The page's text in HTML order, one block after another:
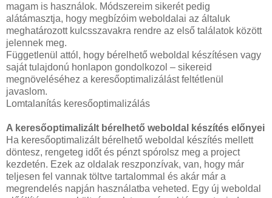
magam is használok. Módszereim sikerét pedig
alátámasztja, hogy megbízóim weboldalai az általuk
meghatározott kulcsszavakra rendre az első találatok között
jelennek meg.
Függetlenül attól, hogy bérelhető weboldal készítésen vagy
saját tulajdonú honlapon gondolkozol – sikereid
megnöveléséhez a keresőoptimalizálást feltétlenül
javaslom.
Lomtalanítás keresőoptimalizálás
A keresőoptimalizált bérelhető weboldal készítés előnyei
Ha keresőoptimalizált bérelhető weboldal készítés mellett
döntesz, rengeteg időt és pénzt spórolsz meg a project
kezdetén. Ezek az oldalak reszponzívak, van, hogy már
teljesen fel vannak töltve tartalommal és akár már a
megrendelés napján használatba veheted. Egy új weboldal